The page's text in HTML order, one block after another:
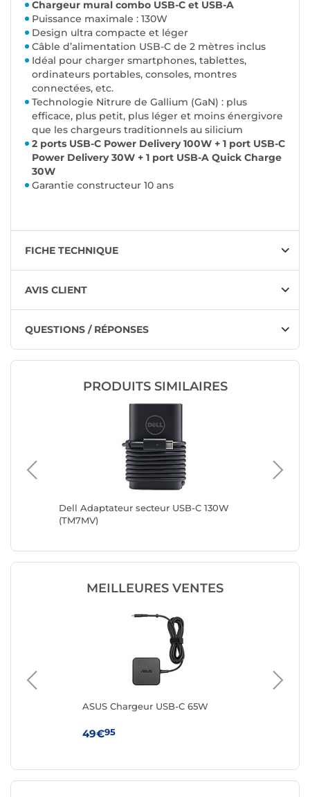
Chargeur mural combo USB-C et USB-A
Puissance maximale : 130W
Design ultra compacte et léger
Câble d’alimentation USB-C de 2 mètres inclus
Idéal pour charger smartphones, tablettes,
ordinateurs portables, consoles, montres
connectées, etc.
Technologie Nitrure de Gallium (GaN) : plus
efficace, plus petit, plus léger et moins énergivore
que les chargeurs traditionnels au silicium
2 ports USB-C Power Delivery 100W + 1 port USB-C
Power Delivery 30W + 1 port USB-A Quick Charge
30W
Garantie constructeur 10 ans
FICHE TECHNIQUE
AVIS CLIENT
QUESTIONS / RÉPONSES
PRODUITS SIMILAIRES
Dell Adaptateur secteur USB-C 130W
(TM7MV)
MEILLEURES VENTES
ASUS Chargeur USB-C 65W
49€95